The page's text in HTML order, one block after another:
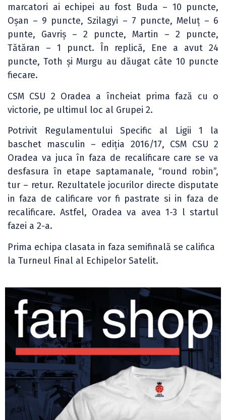
marcatori ai echipei au fost Buda – 10 puncte,
Oșan – 9 puncte, Szilagyi – 7 puncte, Meluț – 6
punte, Gavriș – 2 puncte, Martin – 2 puncte,
Tătăran – 1 punct. În replică, Ene a avut 24
puncte, Toth și Murgu au dăugat câte 10 puncte
fiecare.
CSM CSU 2 Oradea a încheiat prima fază cu o
victorie, pe ultimul loc al Grupei 2.
Potrivit Regulamentului Specific al Ligii 1 la
baschet masculin – ediția 2016/17, CSM CSU 2
Oradea va juca în faza de recalificare care se va
desfasura în etape saptamanale, “round robin”,
tur – retur. Rezultatele jocurilor directe disputate
in faza de calificare vor fi pastrate si in faza de
recalificare. Astfel, Oradea va avea 1-3 l startul
fazei a 2-a.
Prima echipa clasata in faza semifinală se califica
la Turneul Final al Echipelor Satelit.